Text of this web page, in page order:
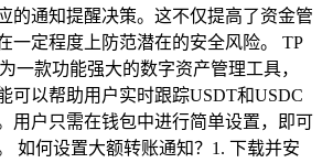
的通知提醒决策。这不仅提高了资金管
一定程度上防范潜在的安全风险。 TP
一款功能强大的数字资产管理工具，
可以帮助用户实时跟踪USDT和USDC
用户只需在钱包中进行简单设置，即可
如何设置大额转账通知？1. 下载并安